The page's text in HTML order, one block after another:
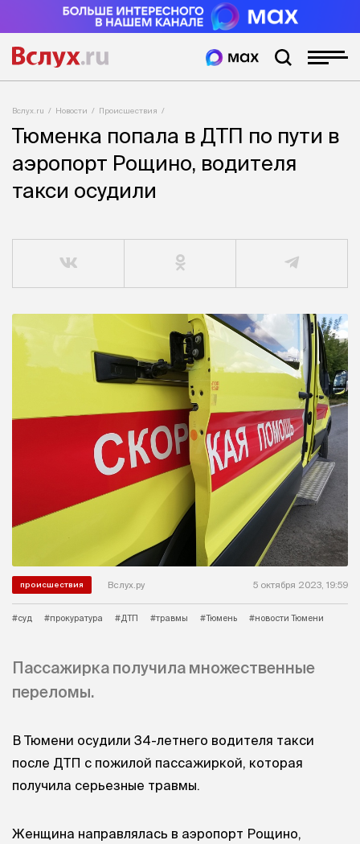
Вслух.ru Новости Происшествия
Тюменка попала в ДТП по пути в
аэропорт Рощино, водителя
такси осудили
происшествия Вслух.ру 5 октября 2023, 19:59
#суд #прокуратура #ДТП #травмы #Тюмень #новости Тюмени
Пассажирка получила множественные
переломы.
В Тюмени осудили 34-летнего водителя такси
после ДТП с пожилой пассажиркой, которая
получила серьезные травмы.
Женщина направлялась в аэропорт Рощино,